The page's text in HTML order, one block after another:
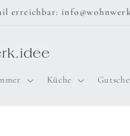
erreichbar:
Küche